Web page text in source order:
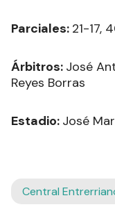
Parciales: 21-17,
Árbitros: José
Reyes Borras
Estadio: José
Central